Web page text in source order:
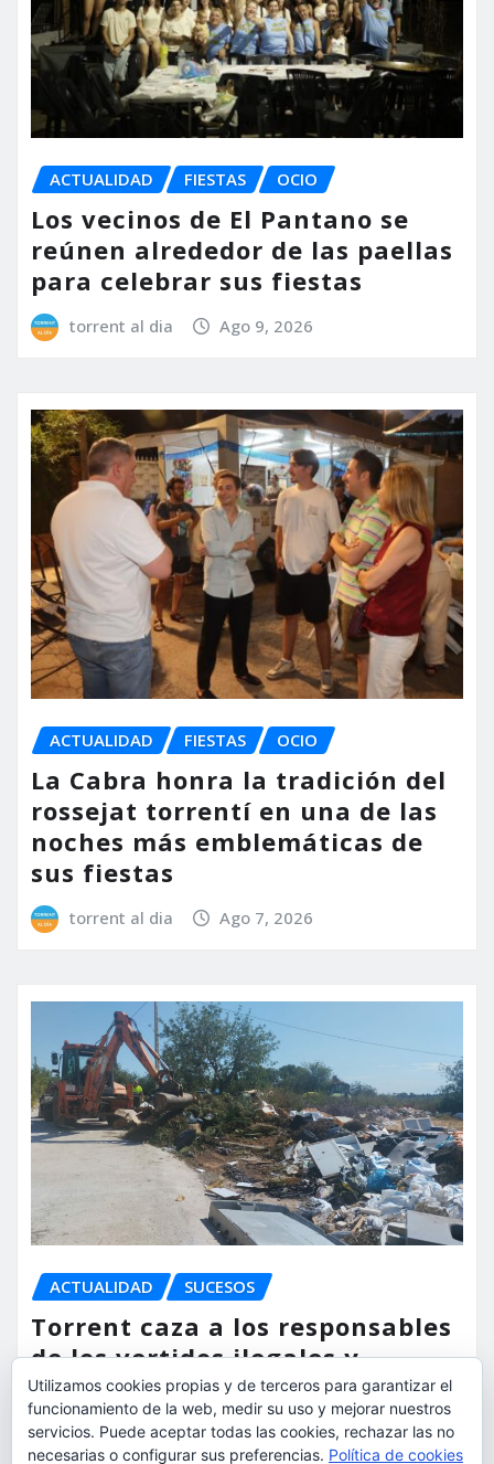
ACTUALIDAD FIESTAS OCIO
Los vecinos de El Pantano se
reúnen alrededor de las paellas
para celebrar sus fiestas
torrent al dia Ago 9, 2026
ACTUALIDAD FIESTAS OCIO
La Cabra honra la tradición del
rossejat torrentí en una de las
noches más emblemáticas de
sus fiestas
torrent al dia Ago 7, 2026
ACTUALIDAD SUCESOS
Torrent caza a los responsables
de los vertidos ilegales y
endurece las sanciones
torrent al dia Ago 7, 2026
Utilizamos cookies propias y de terceros para garantizar el
funcionamiento de la web, medir su uso y mejorar nuestros
servicios. Puede aceptar todas las cookies, rechazar las no
necesarias o configurar sus preferencias. Política de cookies